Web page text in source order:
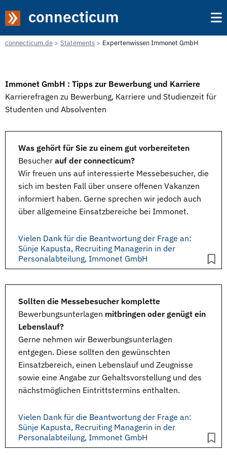
connecticum
connecticum.de Statements Expertenwissen Immonet GmbH
Immonet GmbH : Tipps zur Bewerbung und Karriere
Karrierefragen zu Bewerbung, Karriere und Studienzeit für
Studenten und Absolventen
Was gehört für Sie zu einem gut vorbereiteten
Besucher auf der connecticum?
Wir freuen uns auf interessierte Messebesucher, die
sich im besten Fall über unsere offenen Vakanzen
informiert haben. Gerne sprechen wir jedoch auch
über allgemeine Einsatzbereiche bei Immonet.
Vielen Dank für die Beantwortung der Frage an:
Sünje Kapusta, Recruiting Managerin in der
Personalabteilung, Immonet GmbH
Sollten die Messebesucher komplette
Bewerbungsunterlagen mitbringen oder genügt ein
Lebenslauf?
Gerne nehmen wir Bewerbungsunterlagen
entgegen. Diese sollten den gewünschten
Einsatzbereich, einen Lebenslauf und Zeugnisse
sowie eine Angabe zur Gehaltsvorstellung und des
nächstmöglichen Eintrittstermins enthalten.
Vielen Dank für die Beantwortung der Frage an:
Sünje Kapusta, Recruiting Managerin in der
Personalabteilung, Immonet GmbH